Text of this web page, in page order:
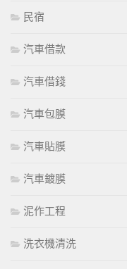
民宿
汽車借款
汽車借錢
汽車包膜
汽車貼膜
汽車鍍膜
泥作工程
洗衣機清洗